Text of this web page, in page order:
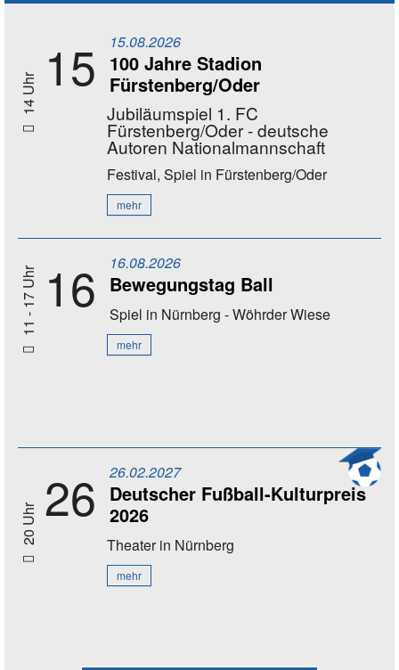
14 Uhr 15 15.08.2026
100 Jahre Stadion
Fürstenberg/Oder
Jubiläumspiel 1. FC
Fürstenberg/Oder - deutsche
Autoren Nationalmannschaft
Festival, Spiel in Fürstenberg/Oder
mehr
11 - 17 Uhr 16 16.08.2026
Bewegungstag Ball
Spiel in Nürnberg - Wöhrder Wiese
mehr
20 Uhr 26 26.02.2027
Deutscher Fußball-Kulturpreis
2026
Theaterin Nürnberg
mehr